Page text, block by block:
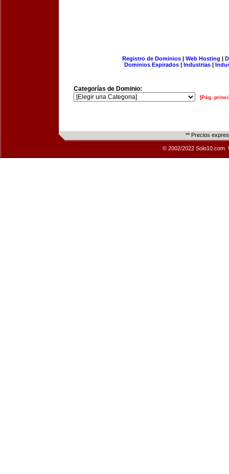
Registro de Dominios| Web Hosting |
Dominios Expirados | Industrias |
Categorías de Dominio:
[Pág.
** Precios
© 2002/2022 Solo10.com